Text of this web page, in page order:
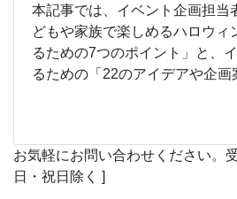
本記事では、イベント企画担当
どもや家族で楽しめるハロウィ
るための7つのポイント」と、
るための「22のアイデアや企画
お気軽にお問い合わせください。
日・祝日除く ]